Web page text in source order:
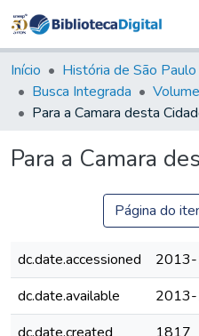
&
Início História de São Paulo
Busca Integrada
Para a Camara desta
Para a Camara
Página do
dc.date.accessioned
dc.date.available